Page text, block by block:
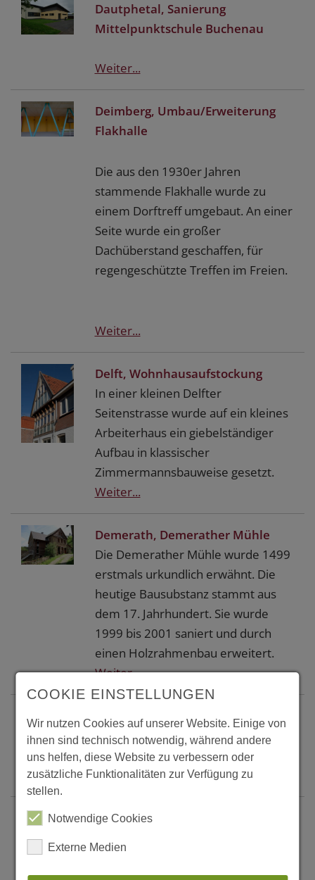
Dautphetal, Sanierung
Mittelpunktschule Buchenau
Weiter...
Deimberg, Umbau/Erweiterung
Flakhalle
Die aus den 1930er Jahren
stammende Flakhalle wurde zu
einem Dorftreff umgebaut. An einer
Seite wurde ein großer
Dachüberstand geschaffen, für
regengeschützte Treffen im Freien.
Weiter...
Delft, Wohnhausaufstockung
In einer kleinen Delfter
Seitenstrasse wurde auf ein kleines
Arbeiterhaus ein giebelständiger
Aufbau in klassischer
Zimmermannsbauweise gesetzt.
Weiter...
Demerath, Demerather Mühle
Die Demerather Mühle wurde 1499
erstmals urkundlich erwähnt. Die
heutige Bausubstanz stammt aus
dem 17. Jahrhundert. Sie wurde
1999 bis 2001 saniert und durch
einen Holzrahmenbau erweitert.
Weiter...
Dessau, Anbauten und Pavillon
Gasthaus Landhaus
Weiter...
Detmold, Sanierung des Dietrich-
COOKIE EINSTELLUNGEN
Wir nutzen Cookies auf unserer Website. Einige von
ihnen sind technisch notwendig, während andere
uns helfen, diese Website zu verbessern oder
zusätzliche Funktionalitäten zur Verfügung zu
stellen.
Notwendige Cookies
Externe Medien